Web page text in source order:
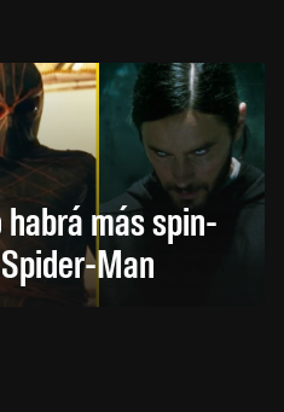
habrá más spin-
Man